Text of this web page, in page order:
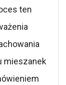
ten
mieszanek